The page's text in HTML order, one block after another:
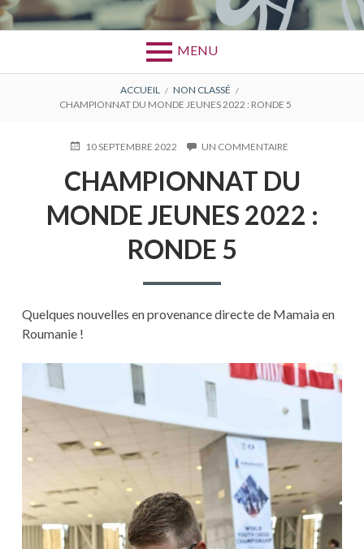
MENU
ACCUEIL
NON CLASSÉ
CHAMPIONNAT DU MONDE JEUNES 2022 : RONDE 5
PUBLIÉ10 SEPTEMBRE 2022 UN COMMENTAIRE
MONDE
JEUNES
2022
CHAMPIONNAT DU
MONDE JEUNES 2022 :
RONDE 5
Quelques nouvelles en provenance directe de Mamaia en
Roumanie !